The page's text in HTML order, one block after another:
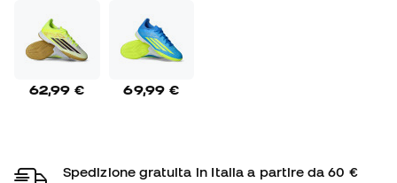
62,99 € 69,99 €
Spedizione gratuita in Italia a partire da 60 €